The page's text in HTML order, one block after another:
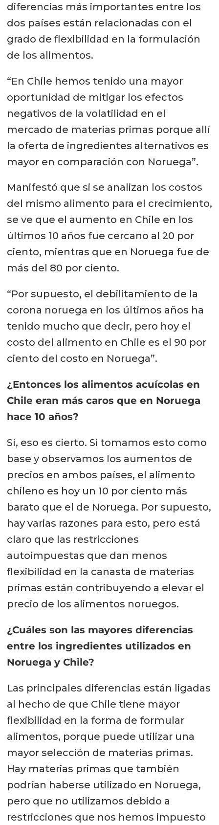
diferencias más importantes entre los
dos países están relacionadas con el
grado de flexibilidad en la formulación
de los alimentos.
“En Chile hemos tenido una mayor
oportunidad de mitigar los efectos
negativos de la volatilidad en el
mercado de materias primas porque allí
la oferta de ingredientes alternativos es
mayor en comparación con Noruega”.
Manifestó que si se analizan los costos
del mismo alimento para el crecimiento,
se ve que el aumento en Chile en los
últimos 10 años fue cercano al 20 por
ciento, mientras que en Noruega fue de
más del 80 por ciento.
“Por supuesto, el debilitamiento de la
corona noruega en los últimos años ha
tenido mucho que decir, pero hoy el
costo del alimento en Chile es el 90 por
ciento del costo en Noruega”.
¿Entonces los alimentos acuícolas en
Chile eran más caros que en Noruega
hace 10 años?
Sí, eso es cierto. Si tomamos esto como
base y observamos los aumentos de
precios en ambos países, el alimento
chileno es hoy un 10 por ciento más
barato que el de Noruega. Por supuesto,
hay varias razones para esto, pero está
claro que las restricciones
autoimpuestas que dan menos
flexibilidad en la canasta de materias
primas están contribuyendo a elevar el
precio de los alimentos noruegos.
¿Cuáles son las mayores diferencias
entre los ingredientes utilizados en
Noruega y Chile?
Las principales diferencias están ligadas
al hecho de que Chile tiene mayor
flexibilidad en la forma de formular
alimentos, porque puede utilizar una
mayor selección de materias primas.
Hay materias primas que también
podrían haberse utilizado en Noruega,
pero que no utilizamos debido a
restricciones que nos hemos impuesto